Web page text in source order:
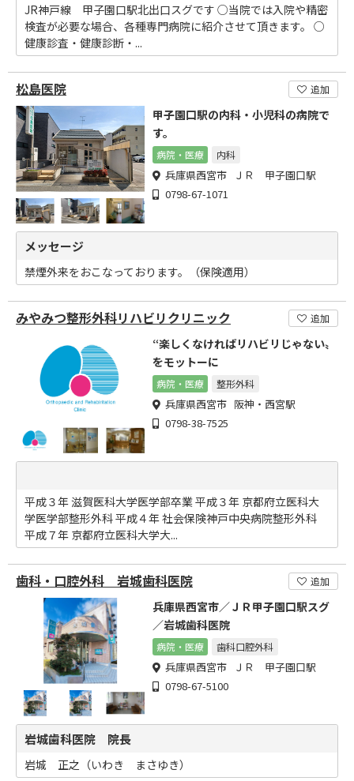
JR神戸線 甲子園口駅北出口スグです ○当院では入院や精密
検査が必要な場合、各種専門病院に紹介させて頂きます。 ○
健康診査・健康診断・...
松島医院 追加
甲子園口駅の内科・小児科の病院で
す。
病院・医療 内科
兵庫県西宮市 ＪＲ 甲子園口駅
0798-67-1071
メッセージ
禁煙外来をおこなっております。（保険適用）
みやみつ整形外科リハビリクリニック 追加
“楽しくなければリハビリじゃない〟
をモットーに
病院・医療 整形外科
兵庫県西宮市 阪神・西宮駅
0798-38-7525
平成３年 滋賀医科大学医学部卒業 平成３年 京都府立医科大
学医学部整形外科 平成４年 社会保険神戸中央病院整形外科
平成７年 京都府立医科大学大...
歯科・口腔外科 岩城歯科医院 追加
兵庫県西宮市／ＪＲ甲子園口駅スグ
／岩城歯科医院
病院・医療 歯科口腔外科
兵庫県西宮市 ＪＲ 甲子園口駅
0798-67-5100
岩城歯科医院 院長
岩城 正之（いわき まさゆき）